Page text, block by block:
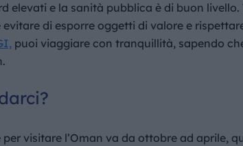
elevati e la sanità pubblica è di buon
evitare di esporre oggetti di valore e
puoi viaggiare con tranquillità, sapendo
visitare l’Oman va da ottobre ad aprile,